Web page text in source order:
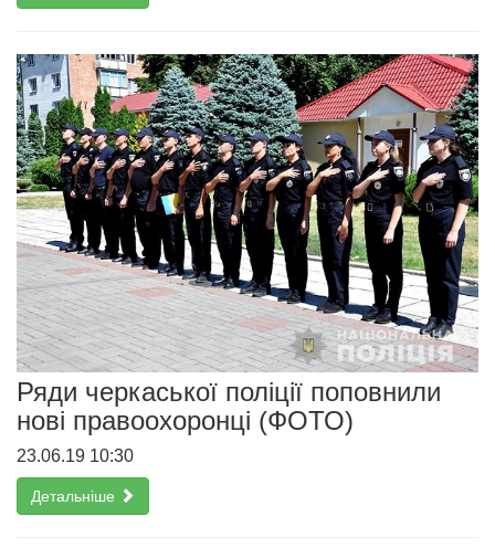
Ряди черкаської поліції поповнили
нові правоохоронці (ФОТО)
23.06.19 10:30
Детальніше